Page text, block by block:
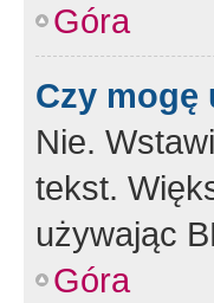
Góra
Czy mogę
Nie.
tekst.
używając
Góra